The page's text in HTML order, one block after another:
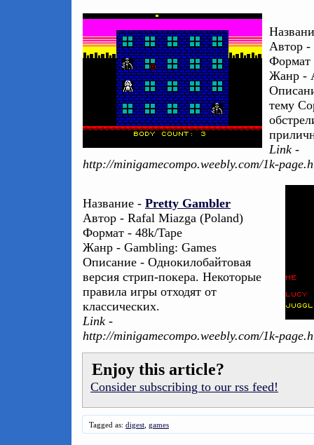
Автор -
Формат
Жанр -
тему
Link -
http://minigamecompo.weebly.com/1k-
Название - Pretty Gambler
Автор - Rafal Miazga (Poland)
Формат - 48k/Tape
Жанр - Gambling: Games
Описание - Однокилобайтовая
версия стрип-покера. Некоторые
правила игры отходят от
классических.
Link -
http://minigamecompo.weebly.com/1k-
Enjoy this article?
Consider subscribing to our rss feed!
Tagged as: digest games